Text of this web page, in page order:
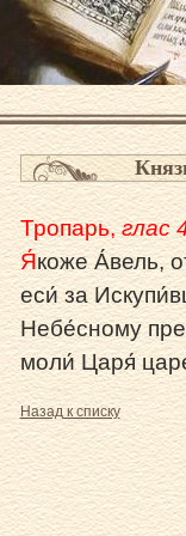
Тропарь,глас
Я́коже А́вель,
еси́ за
Небе́сному
моли́ Царя́
Назад к списку